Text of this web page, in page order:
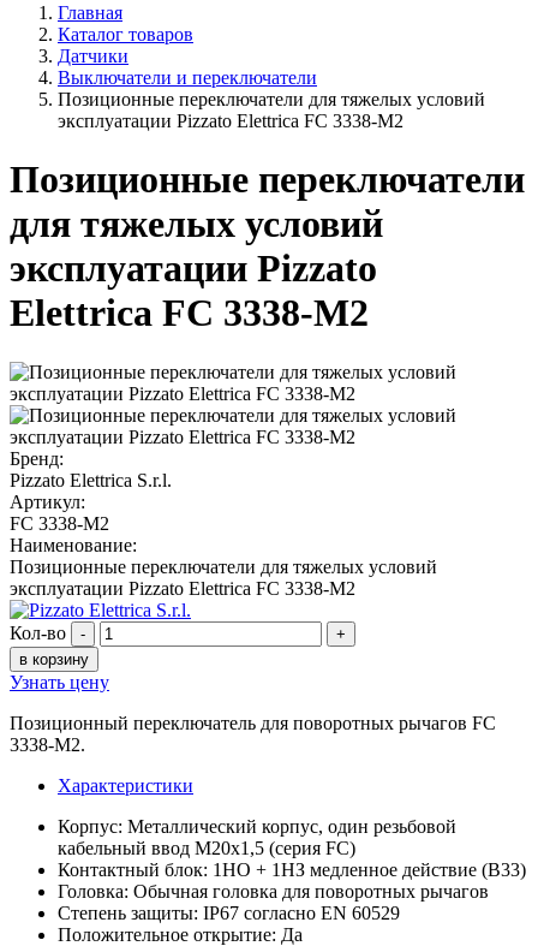
Главная
Каталог товаров
Датчики
Выключатели и переключатели
Позиционные переключатели для тяжелых условий
эксплуатации Pizzato Elettrica FC 3338-M2
Позиционные переключатели
для тяжелых условий
эксплуатации Pizzato
Elettrica FC 3338-M2
Бренд:
Pizzato Elettrica S.r.l.
Артикул:
FC 3338-M2
Наименование:
Позиционные переключатели для тяжелых условий
эксплуатации Pizzato Elettrica FC 3338-M2
Кол-во -
+
в корзину
Узнать цену
Позиционный переключатель для поворотных рычагов FC
3338-M2.
Характеристики
Корпус: Металлический корпус, один резьбовой
кабельный ввод M20x1,5 (серия FC)
Контактный блок: 1НО + 1НЗ медленное действие (B33)
Головка: Обычная головка для поворотных рычагов
Степень защиты: IP67 согласно EN 60529
Положительное открытие: Да